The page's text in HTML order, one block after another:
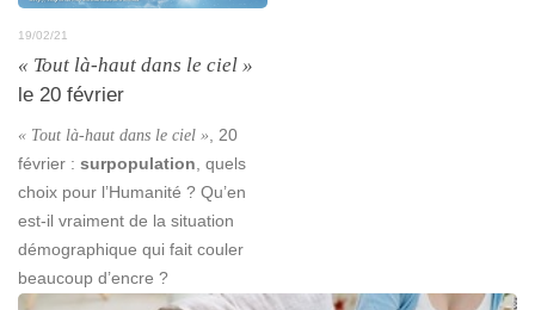
19/02/21
« Tout là-haut dans le ciel »
le 20 février
« Tout là-haut dans le ciel », 20
février : surpopulation, quels
choix pour l’Humanité ? Qu’en
est-il vraiment de la situation
démographique qui fait couler
beaucoup d’encre ?